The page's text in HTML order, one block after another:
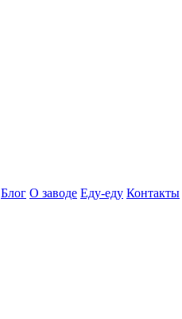
Блог О заводе Еду-еду Контакты